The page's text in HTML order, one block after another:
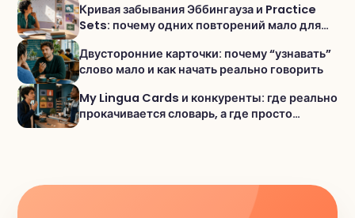
Кривая забывания Эббингауза и Practice
Sets: почему одних повторений мало для
Двусторонние карточки: почему “узнавать”
слово мало и как начать реально говорить
My Lingua Cards и конкуренты: где реально
прокачивается словарь, а где просто